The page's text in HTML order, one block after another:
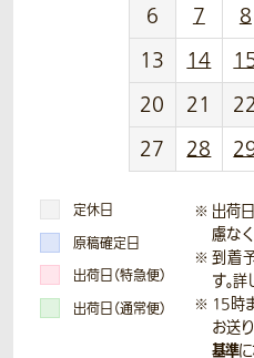
6
7 8
13
14
20
21
27
28
定休日
原稿確定日
出荷日（特急便）
出荷日（通常便）
出荷
慮な
到着
す。
15時
お送
基準に